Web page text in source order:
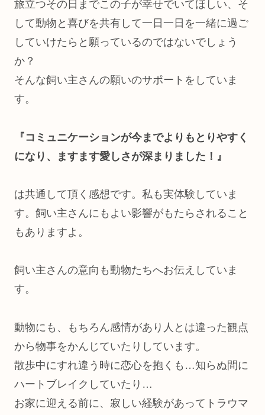
旅立つその日までこの子が幸せでいてほしい、そ
して動物と喜びを共有して一日一日を一緒に過ご
していけたらと願っているのではないでしょう
か？
そんな飼い主さんの願いのサポートをしていま
す。
『コミュニケーションが今までよりもとりやすく
になり、ますます愛しさが深まりました！』
は共通して頂く感想です。私も実体験していま
す。飼い主さんにもよい影響がもたらされること
もありますよ。
飼い主さんの意向も動物たちへお伝えしていま
す。
動物にも、もちろん感情があり人とは違った観点
から物事をかんじていたりしています。
散歩中にすれ違う時に恋心を抱くも…知らぬ間に
ハートブレイクしていたり…
お家に迎える前に、寂しい経験があってトラウマ